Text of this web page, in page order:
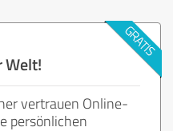
Welt!
vertrauen Online-
persönlichen